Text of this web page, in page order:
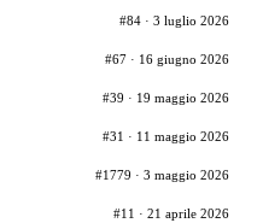
#84 · 3 luglio 2026
#67 · 16 giugno 2026
#39 · 19 maggio 2026
#31 · 11 maggio 2026
#1779 · 3 maggio 2026
#11 · 21 aprile 2026